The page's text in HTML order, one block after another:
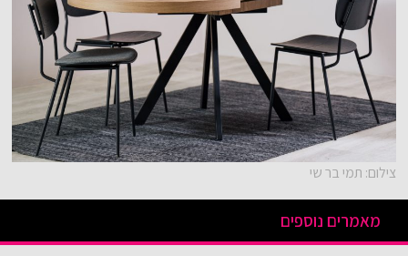
צילום: תמי בר שי
מאמרים נוספים